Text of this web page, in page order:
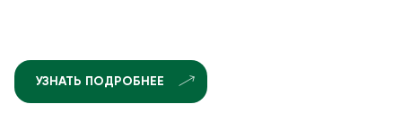
УЗНАТЬ ПОДРОБНЕЕ